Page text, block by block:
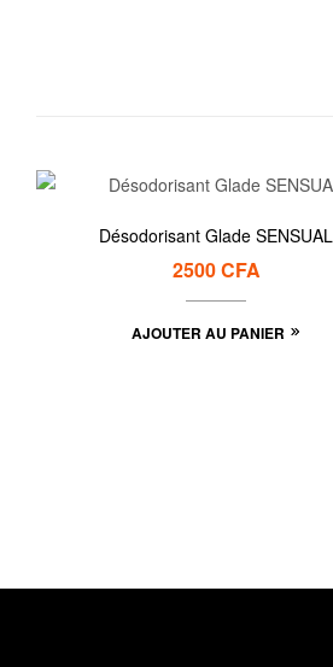
Désodorisant Glade SENSUAL
2500CFA
AJOUTER AU PANIER